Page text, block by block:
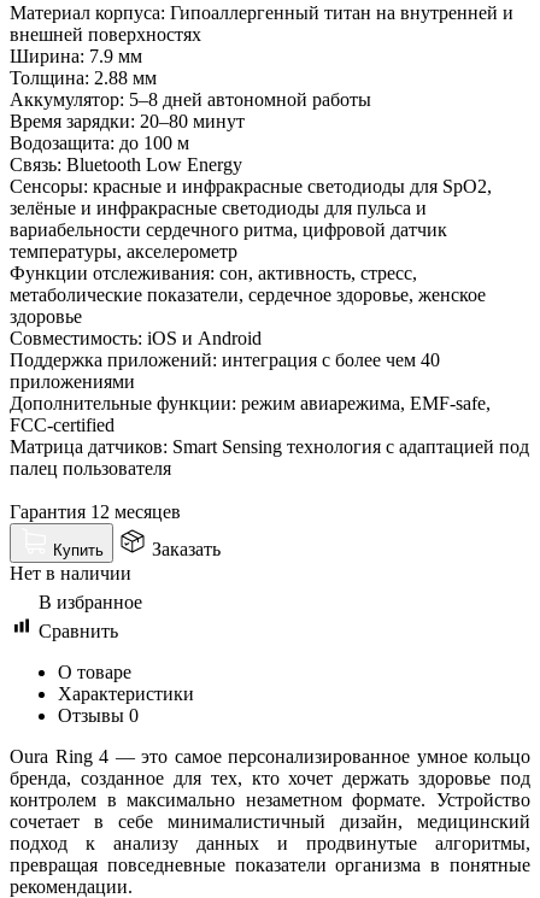
Материал корпуса: Гипоаллергенный титан на внутренней и
внешней поверхностях
Ширина: 7.9 мм
Толщина: 2.88 мм
Аккумулятор: 5–8 дней автономной работы
Время зарядки: 20–80 минут
Водозащита: до 100 м
Связь: Bluetooth Low Energy
Сенсоры: красные и инфракрасные светодиоды для SpO2,
зелёные и инфракрасные светодиоды для пульса и
вариабельности сердечного ритма, цифровой датчик
температуры, акселерометр
Функции отслеживания: сон, активность, стресс,
метаболические показатели, сердечное здоровье, женское
здоровье
Совместимость: iOS и Android
Поддержка приложений: интеграция с более чем 40
приложениями
Дополнительные функции: режим авиарежима, EMF-safe,
FCC-certified
Матрица датчиков: Smart Sensing технология с адаптацией под
палец пользователя
Гарантия 12 месяцев
Купить
Заказать
Нет в наличии
В избранное
Сравнить
О товаре
Характеристики
Отзывы 0
Oura Ring 4 — это самое персонализированное умное кольцо
бренда, созданное для тех, кто хочет держать здоровье под
контролем в максимально незаметном формате. Устройство
сочетает в себе минималистичный дизайн, медицинский
подход к анализу данных и продвинутые алгоритмы,
превращая повседневные показатели организма в понятные
рекомендации.